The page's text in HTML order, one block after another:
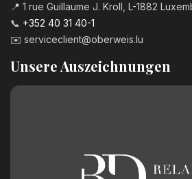
Kerzenzahl n°9
3,20€
Geburtstagszahl aus
📍 1 rue Guillaume J. Kroll, L-1882
📞 +352 40 31 40-1
✉️ serviceclient@oberweis.lu
Unsere Auszeichnungen